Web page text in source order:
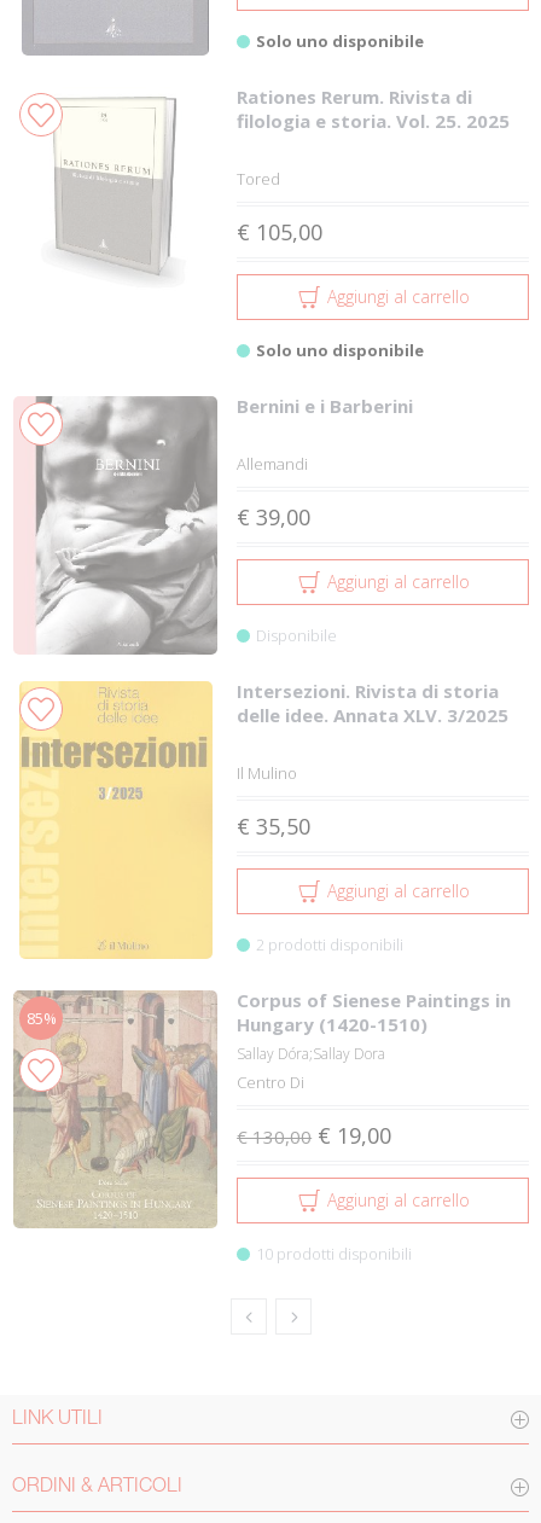
Solo uno disponibile
Rationes Rerum. Rivista di
filologia e storia. Vol. 25. 2025
Tored
€ 105,00
Aggiungi al carrello
Solo uno disponibile
Bernini e i Barberini
Allemandi
€ 39,00
Aggiungi al carrello
Disponibile
Intersezioni. Rivista di storia
delle idee. Annata XLV. 3/2025
Il Mulino
€ 35,50
Aggiungi al carrello
2 prodotti disponibili
85%
Corpus of Sienese Paintings in
Hungary (1420-1510)
Sallay Dóra;Sallay Dora
Centro Di
€ 130,00 € 19,00
Aggiungi al carrello
10 prodotti disponibili
LINK UTILI
ORDINI & ARTICOLI